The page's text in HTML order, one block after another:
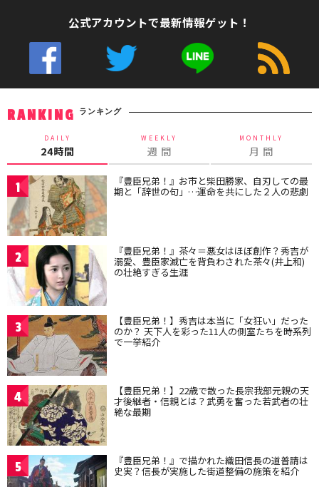
公式アカウントで最新情報ゲット！
RANKING ランキング
DAILY
24時間
WEEKLY
週 間
MONTHLY
月 間
1 『豊臣兄弟！』お市と柴田勝家、自刃しての最
期と「辞世の句」…運命を共にした２人の悲劇
2 『豊臣兄弟！』茶々＝悪女はほぼ創作？秀吉が
溺愛、豊臣家滅亡を背負わされた茶々(井上和)
の壮絶すぎる生涯
3 【豊臣兄弟！】秀吉は本当に「女狂い」だった
のか？ 天下人を彩った11人の側室たちを時系列
で一挙紹介
4 【豊臣兄弟！】22歳で散った長宗我部元親の天
才後継者・信親とは？武勇を奮った若武者の壮
絶な最期
5 『豊臣兄弟！』で描かれた織田信長の道普請は
史実？信長が実施した街道整備の施策を紹介